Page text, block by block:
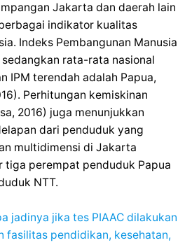
Jakarta dan daerah lain
indikator kualitas
Indeks Pembangunan Manusia
rata-rata nasional
IPM terendah adalah Papua,
Perhitungan kemiskinan
2016) juga menunjukkan
dari penduduk yang
multidimensi di Jakarta
tiga perempat penduduk Papua
NTT.
jadinya jika tes PIAAC dilakukan
fasilitas pendidikan, kesehatan,